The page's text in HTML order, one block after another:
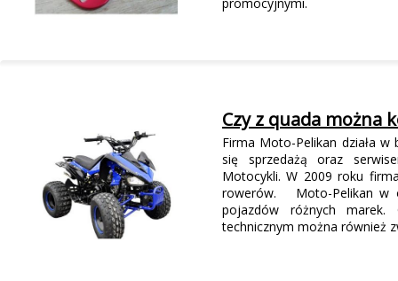
Czy z quada można
Firma Moto-Pelikan działa
się sprzedażą oraz
Motocykli. W 2009 roku
rowerów. Moto-Pelikan w
pojazdów różnych
technicznym można również